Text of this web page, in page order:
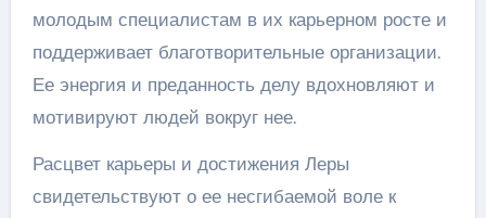
молодым специалистам в их карьерном росте и
поддерживает благотворительные организации.
Ее энергия и преданность делу вдохновляют и
мотивируют людей вокруг нее.
Расцвет карьеры и достижения Леры
свидетельствуют о ее несгибаемой воле к